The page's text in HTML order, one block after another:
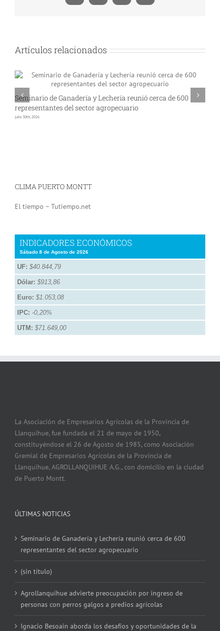
electrónico
Artículos relacionados
Seminario de Ganadería y Lechería reunió cerca de 600
representantes del sector agropecuario
julio 30th, 2026
CLIMA PUERTO MONTT
El tiempo – Tutiempo.net
INDICADORES ECONÓMICOS
Sábado 8 de Agosto de 2026
UF: $40.844,79
Dólar: $913,86
Euro: $1.053,08
IPC: -0,20%
UTM: $71.649,00
La Asociación de Empresarios Agrícolas de la Provincia de
Llanquihue, fue fundada el 21 de mayo de 1950,
constituyéndose el 26 de Agosto de 1985, como Asociación
Gremial de Empresarios Agrícolas de la Provincia de
Llanquihue, AGROLLANQUIHUE A.G., con domicilio en la ciudad
de Puerto Montt.
ÚLTIMAS NOTICIAS
Seminario de Ganadería y Lechería reunió cerca de 600
representantes del sector agropecuario
(sin título)
Agrollanquihue advierte preocupación por ingreso de
personas con perros galgos a predios agrícolas
Ignacio Besoain aborda los desafíos y oportunidades de la